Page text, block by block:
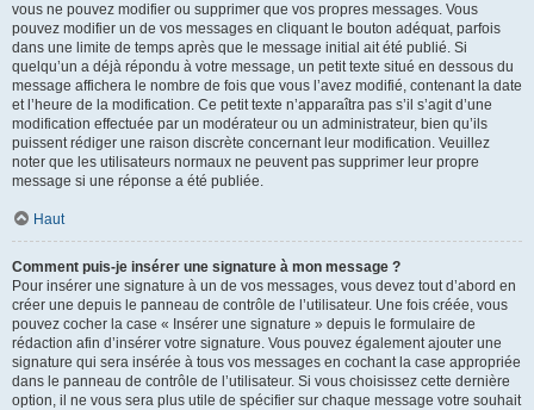
vous ne pouvez modifier ou supprimer que vos propres messages. Vous
pouvez modifier un de vos messages en cliquant le bouton adéquat, parfois
dans une limite de temps après que le message initial ait été publié. Si
quelqu’un a déjà répondu à votre message, un petit texte situé en dessous du
message affichera le nombre de fois que vous l’avez modifié, contenant la date
et l’heure de la modification. Ce petit texte n’apparaîtra pas s’il s’agit d’une
modification effectuée par un modérateur ou un administrateur, bien qu’ils
puissent rédiger une raison discrète concernant leur modification. Veuillez
noter que les utilisateurs normaux ne peuvent pas supprimer leur propre
message si une réponse a été publiée.
Haut
Comment puis-je insérer une signature à mon message ?
Pour insérer une signature à un de vos messages, vous devez tout d’abord en
créer une depuis le panneau de contrôle de l’utilisateur. Une fois créée, vous
pouvez cocher la case « Insérer une signature » depuis le formulaire de
rédaction afin d’insérer votre signature. Vous pouvez également ajouter une
signature qui sera insérée à tous vos messages en cochant la case appropriée
dans le panneau de contrôle de l’utilisateur. Si vous choisissez cette dernière
option, il ne vous sera plus utile de spécifier sur chaque message votre souhait